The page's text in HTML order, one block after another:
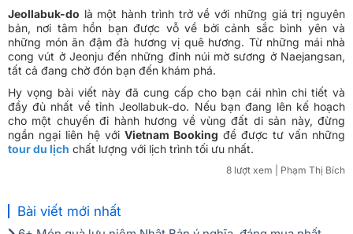
Jeollabuk-do là một hành trình trở về với những giá trị nguyên
bản, nơi tâm hồn bạn được vỗ về bởi cảnh sắc bình yên và
những món ăn đậm đà hương vị quê hương. Từ những mái nhà
cong vút ở Jeonju đến những đỉnh núi mờ sương ở Naejangsan,
tất cả đang chờ đón bạn đến khám phá.
Hy vọng bài viết này đã cung cấp cho bạn cái nhìn chi tiết và
đầy đủ nhất về tỉnh Jeollabuk-do. Nếu bạn đang lên kế hoạch
cho một chuyến đi hành hương về vùng đất di sản này, đừng
ngần ngại liên hệ với Vietnam Booking để được tư vấn những
tour du lịch chất lượng với lịch trình tối ưu nhất.
8 lượt xem | Phạm Thị Bích
Bài viết mới nhất